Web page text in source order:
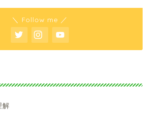
＼ Follow me ／
解